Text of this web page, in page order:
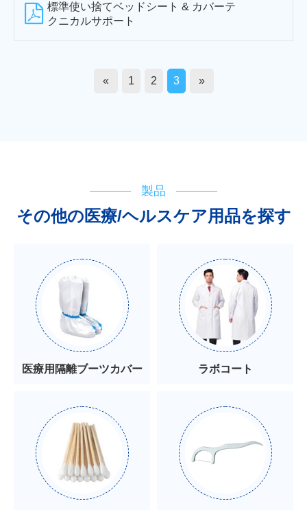
標準使い捨てベッドシート & カバーテ
クニカルサポート
« 1 2 3 »
製品
その他の医療/ヘルスケア用品を探す
医療用隔離ブーツカバー ラボコート